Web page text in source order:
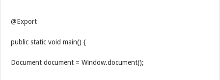
@Export
public static void main() {
Document document = Window.document();